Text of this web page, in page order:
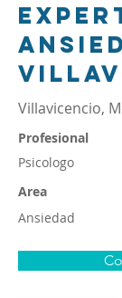
Villavicencio,
Profesional
Psicologo
Area
Ansiedad